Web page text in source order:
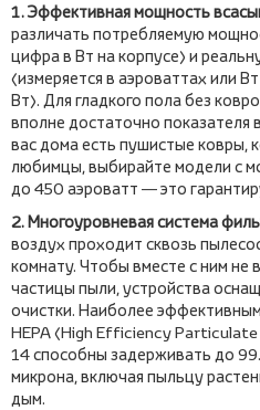
1. Эффективная мощность
различать потребляемую
цифра в Вт на корпусе) и
(измеряется в аэроваттах или
Вт). Для гладкого пола без
вполне достаточно показателя
вас дома есть пушистые ковры,
любимцы, выбирайте модели с
до 450 аэроватт — это
2. Многоуровневая система
воздух проходит сквозь
комнату. Чтобы вместе с ним не
частицы пыли, устройства
очистки. Наиболее
HEPA (High Efficiency Particulate
14 способны задерживать до
микрона, включая пыльцу
дым.